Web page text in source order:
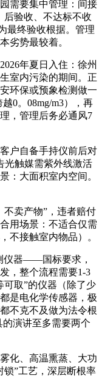
需要集中管理：间接
后验收、不达标不收
最终验收根据。管理
劣势最较着。
年夏日入住：徐州
室内污染的期间。正
环保或预象检测做一
0。08mg/m3），再
，管理后务必通风7
户自备手持仪前后对
光触媒需紫外线激活
：大面积室内空间。
卖产物”，违者赔付
用场景：不适合仅需
不接触室内物品）。
器——国标要求，
，整个流程需要1-3
可取”的仪器（除了少
是电化学传感器，极
不克不及做为法令根
演讲至多需要两个
化、高温熏蒸、大功
锁”工艺，深层断根率